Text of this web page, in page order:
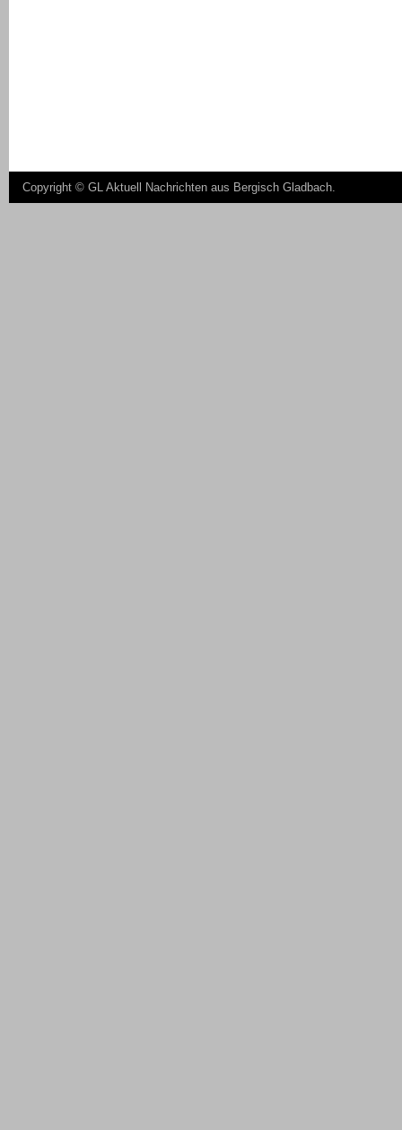
Copyright © GL Aktuell Nachrichten aus Bergisch Gladbach.